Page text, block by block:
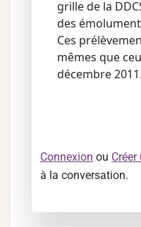
grille de la
des
Ces
mêmes que
décembre 2011.
Connexion ou
à la conversation.